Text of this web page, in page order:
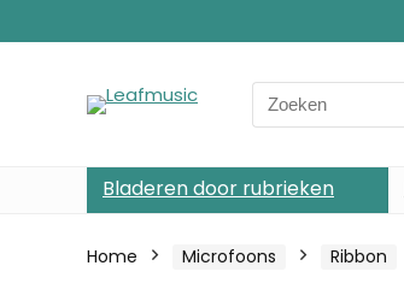
Search
for:
Bladeren door rubrieken
Home Microfoons Ribbon